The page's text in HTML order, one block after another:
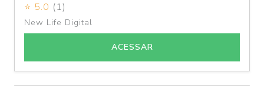
⭐ 5.0 (1)
New Life Digital
ACESSAR